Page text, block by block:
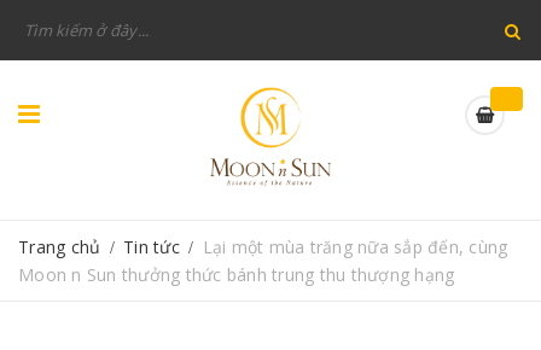
Trang chủ / Tin tức /
Lại một mùa trăng nữa sắp đến, cùng
Moon n Sun thưởng thức bánh trung thu thượng hạng